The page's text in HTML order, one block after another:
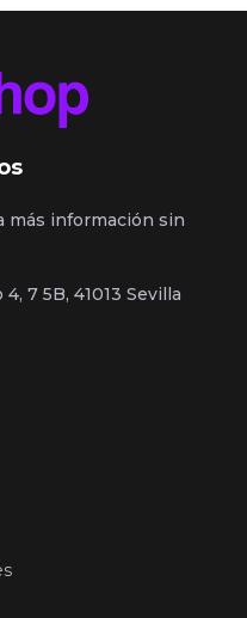
más información sin
7 5B, 41013 Sevilla